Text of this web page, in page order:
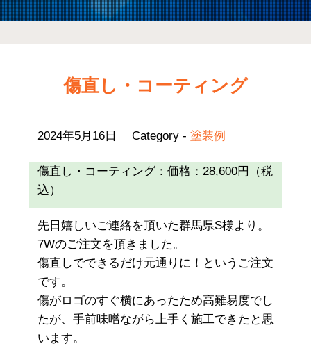
傷直し・コーティング
2024年5月16日 Category -塗装例
傷直し・コーティング：価格：28,600円（税
込）
先日嬉しいご連絡を頂いた群馬県S様より。
7Wのご注文を頂きました。
傷直しでできるだけ元通りに！というご注文
です。
傷がロゴのすぐ横にあったため高難易度でし
たが、手前味噌ながら上手く施工できたと思
います。